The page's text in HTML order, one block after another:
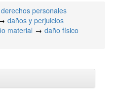
derechos personales
daños y perjuicios
material
daño físico